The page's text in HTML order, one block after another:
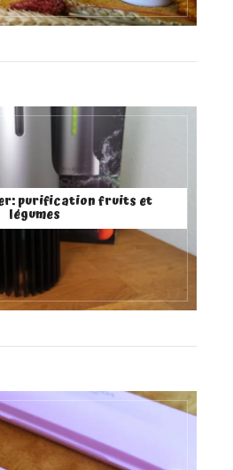
purification fruits et
légumes